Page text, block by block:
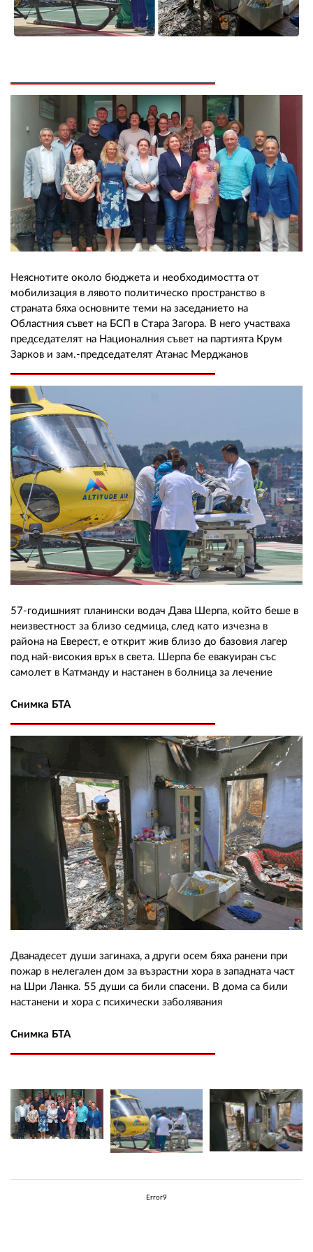
Неяснотите около бюджета и необходимостта от
мобилизация в лявото политическо пространство в
страната бяха основните теми на заседанието на
Областния съвет на БСП в Стара Загора. В него участваха
председателят на Националния съвет на партията Крум
Зарков и зам.-председателят Атанас Мерджанов
57-годишният планински водач Дава Шерпа, който беше в
неизвестност за близо седмица, след като изчезна в
района на Еверест, е открит жив близо до базовия лагер
под най-високия връх в света. Шерпа бе евакуиран със
самолет в Катманду и настанен в болница за лечение
Снимка БТА
Дванадесет души загинаха, а други осем бяха ранени при
пожар в нелегален дом за възрастни хора в западната част
на Шри Ланка. 55 души са били спасени. В дома са били
настанени и хора с психически заболявания
Снимка БТА
Error9